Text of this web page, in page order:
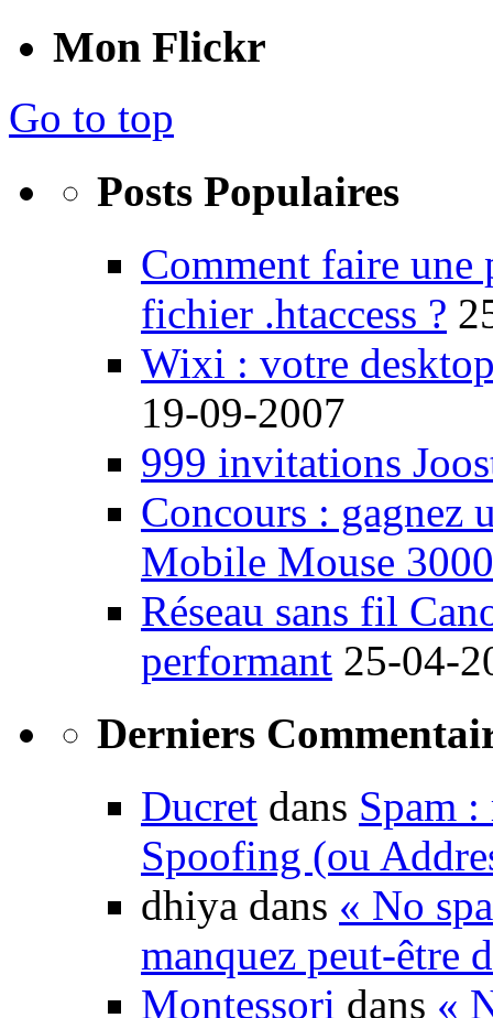
Mon Flickr
Go to top
Posts Populaires
Comment faire une
fichier .htaccess ?
Wixi : votre
19-09-2007
999 invitations
Concours : gagnez
Mobile Mouse 3000
Réseau sans fil
performant 25-04-
Derniers
Ducret dans Spam :
Spoofing (ou
dhiya dans « No
manquez peut-être
Montessori dans «